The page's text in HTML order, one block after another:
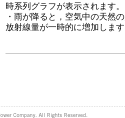
時系列グラフが表示されます。
・雨が降ると，空気中の天然
放射線量が一時的に増加しま